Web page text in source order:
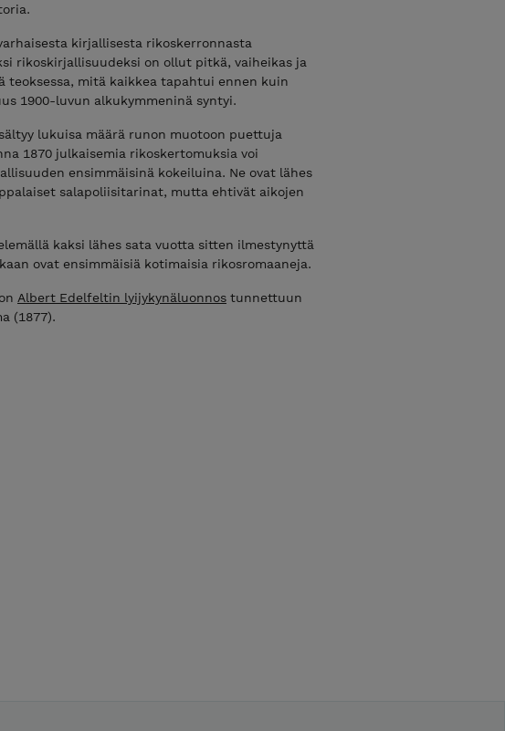
kirjallisesta rikoskerronnasta
rikoskirjallisuudeksi on ollut pitkä, vaiheikas ja
teoksessa, mitä kaikkea tapahtui ennen kuin
1900-luvun alkukymmeninä syntyi.
lukuisa määrä runon muotoon puettuja
1870 julkaisemia rikoskertomuksia voi
ensimmäisinä kokeiluina. Ne ovat lähes
salapoliisitarinat, mutta ehtivät aikojen
kaksi lähes sata vuotta sitten ilmestynyttä
ovat ensimmäisiä kotimaisia rikosromaaneja.
Albert Edelfeltin lyijykynäluonnos tunnettuun
(1877).